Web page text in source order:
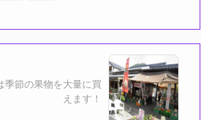
季節の果物を大量に買
えます！